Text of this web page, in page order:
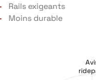
Rails exigeants
Moins durable